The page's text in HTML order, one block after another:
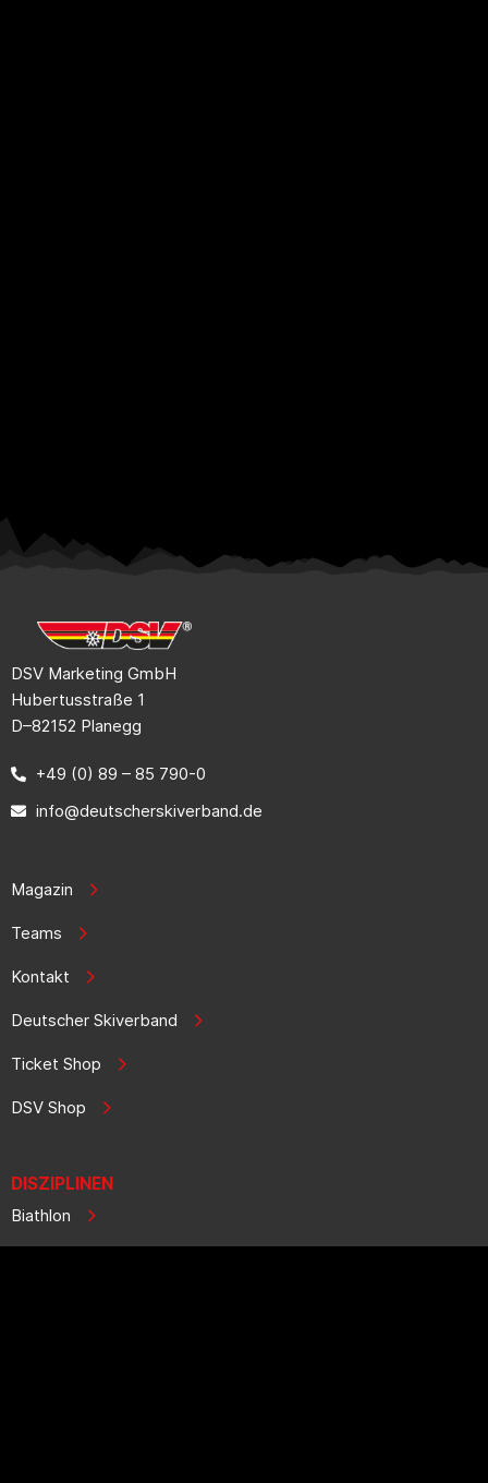
DSV Marketing GmbH
Hubertusstraße 1
D–82152 Planegg
+49 (0) 89 – 85 790-0
info@deutscherskiverband.de
Magazin
Teams
Kontakt
Deutscher Skiverband
Ticket Shop
DSV Shop
DISZIPLINEN
Biathlon